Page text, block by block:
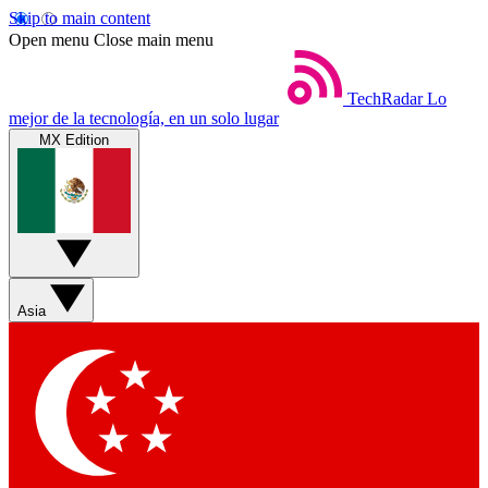
Skip to main content
Open menu Close main menu
TechRadar Lo
mejor de la tecnología, en un solo lugar
MX Edition
Asia